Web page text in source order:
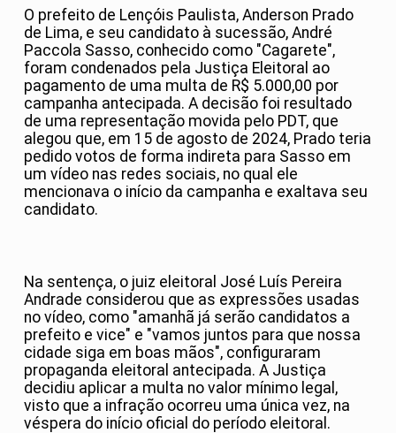
O prefeito de Lençóis Paulista, Anderson Prado
de Lima, e seu candidato à sucessão, André
Paccola Sasso, conhecido como "Cagarete",
foram condenados pela Justiça Eleitoral ao
pagamento de uma multa de R$ 5.000,00 por
campanha antecipada. A decisão foi resultado
de uma representação movida pelo PDT, que
alegou que, em 15 de agosto de 2024, Prado teria
pedido votos de forma indireta para Sasso em
um vídeo nas redes sociais, no qual ele
mencionava o início da campanha e exaltava seu
candidato.
Na sentença, o juiz eleitoral José Luís Pereira
Andrade considerou que as expressões usadas
no vídeo, como "amanhã já serão candidatos a
prefeito e vice" e "vamos juntos para que nossa
cidade siga em boas mãos", configuraram
propaganda eleitoral antecipada. A Justiça
decidiu aplicar a multa no valor mínimo legal,
visto que a infração ocorreu uma única vez, na
véspera do início oficial do período eleitoral.